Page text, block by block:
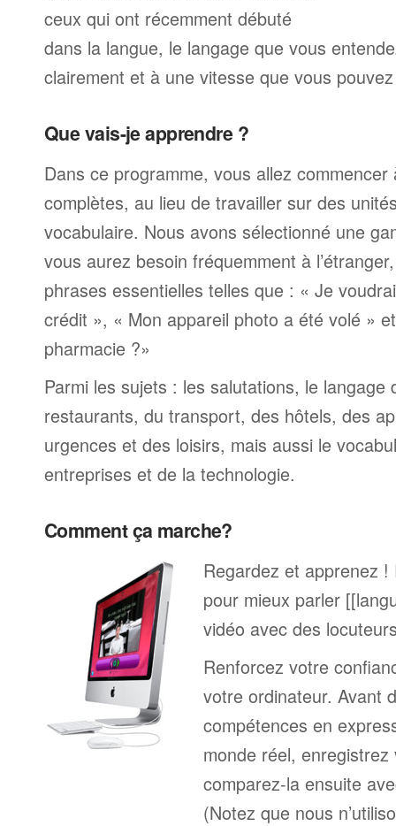
ceux qui ont récemment débuté
dans la langue, le langage que vous
clairement et à une vitesse que vous
Que vais-je apprendre ?
Dans ce programme, vous allez
complètes, au lieu de travailler sur des
vocabulaire. Nous avons sélectionné une
vous aurez besoin fréquemment à
phrases essentielles telles que : « Je
crédit », « Mon appareil photo a été volé »
pharmacie ?»
Parmi les sujets : les salutations, le langage
restaurants, du transport, des hôtels, des
urgences et des loisirs, mais aussi le
entreprises et de la technologie.
Comment ça marche?
Regardez et apprenez
pour mieux parler
vidéo avec des
Renforcez votre
votre ordinateur. Avant
compétences en
monde réel,
comparez-la ensuite
(Notez que nous